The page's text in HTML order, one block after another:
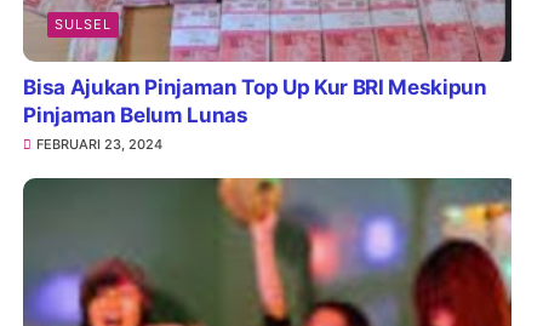
SULSEL
Bisa Ajukan Pinjaman Top Up Kur BRI Meskipun
Pinjaman Belum Lunas
FEBRUARI 23, 2024